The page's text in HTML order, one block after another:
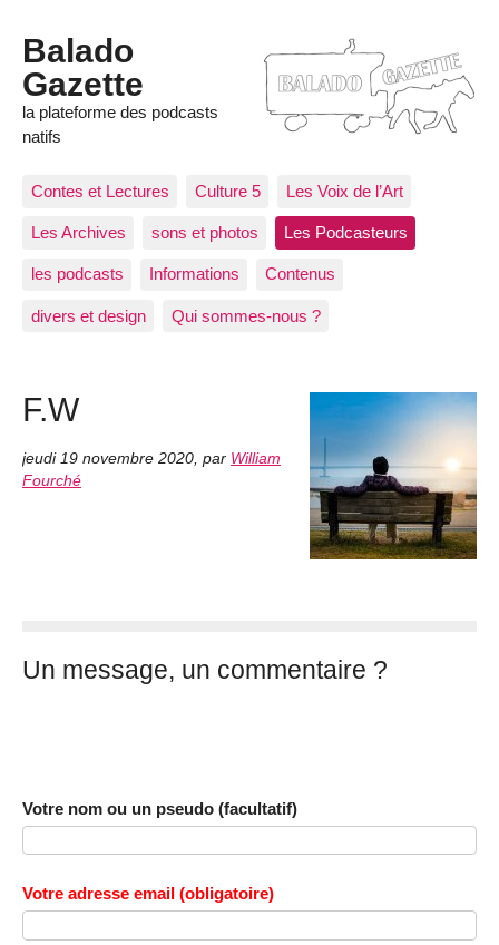
Balado
Gazette
la plateforme des podcasts
natifs
Contes et Lectures Culture 5 Les Voix de l’Art
Les Archives sons et photos Les Podcasteurs
les podcasts Informations Contenus
divers et design Qui sommes-nous ?
F.W
jeudi 19 novembre 2020, par William
Fourché
Un message, un commentaire ?
Votre nom ou un pseudo (facultatif)
Votre adresse email (obligatoire)